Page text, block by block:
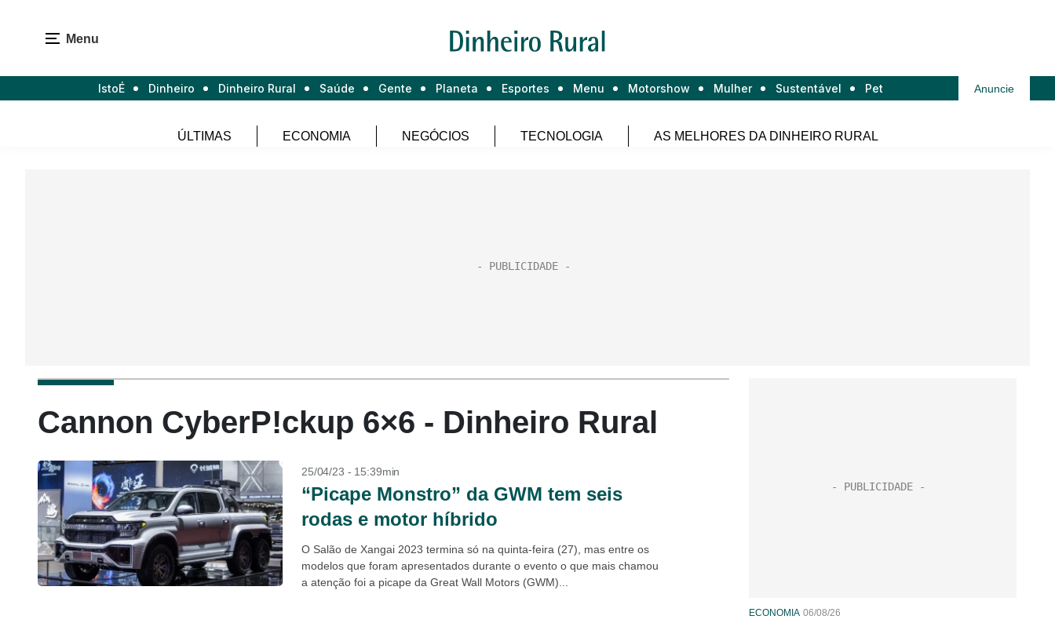
Menu
IstoÉ Dinheiro Dinheiro Rural Saúde Gente Planeta Esportes Menu Motorshow Mulher Sustentável Pet Anuncie
ÚLTIMAS ECONOMIA NEGÓCIOS TECNOLOGIA AS MELHORES DA DINHEIRO RURAL
Cannon CyberP!ckup 6×6 - Dinheiro Rural
25/04/23 - 15:39min
“Picape Monstro” da GWM tem seis
rodas e motor híbrido
O Salão de Xangai 2023 termina só na quinta-feira (27), mas entre os
modelos que foram apresentados durante o evento o que mais chamou
a atenção foi a picape da Great Wall Motors (GWM)...
ECONOMIA 06/08/26